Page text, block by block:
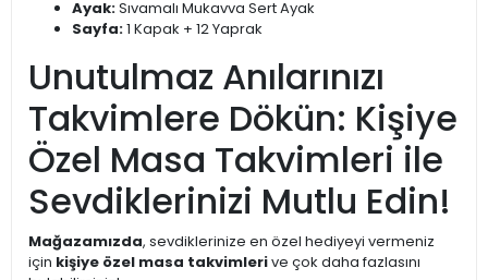
Ayak:Sıvamalı Mukavva Sert Ayak
Sayfa:1 Kapak + 12 Yaprak
Unutulmaz Anılarınızı
Takvimlere Dökün: Kişiye
Özel Masa Takvimleri ile
Sevdiklerinizi Mutlu Edin!
Mağazamızda, sevdiklerinize en özel hediyeyi vermeniz
için kişiye özel masa takvimlerive çok daha fazlasını